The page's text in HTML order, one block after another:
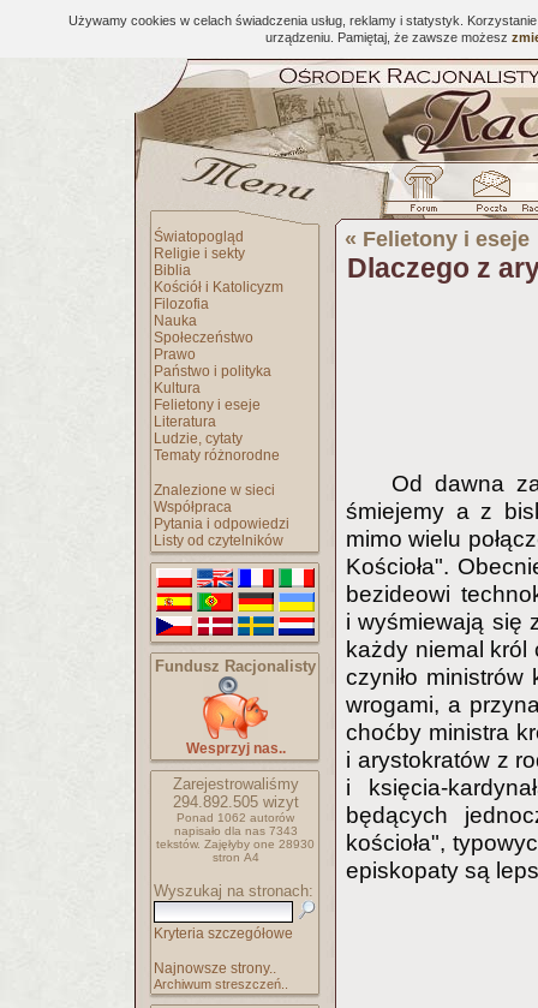
Używamy cookies w celach świadczenia usług, reklamy i statystyk.
urządzeniu. Pamiętaj, że zawsze możesz
Światopogląd
Religie i sekty
Biblia
Kościół i Katolicyzm
Filozofia
Nauka
Społeczeństwo
Prawo
Państwo i polityka
Kultura
Felietony i eseje
Literatura
Ludzie, cytaty
Tematy różnorodne
Znalezione w sieci
Współpraca
Pytania i odpowiedzi
Listy od czytelników
Fundusz Racjonalisty
Wesprzyj nas..
Zarejestrowaliśmy
294.892.505wizyt
Ponad 1062 autorów
napisało dla nas 7343
tekstów. Zajęłyby one 28930
stron A4
Wyszukaj na stronach:
Kryteria szczegółowe
Najnowsze strony..
Archiwum streszczeń..
« Felietony i eseje
Dlaczego z
Od dawna
śmiejemy a z
mimo wielu
Kościoła".
bezideowi
i wyśmiewają się
każdy niemal król
czyniło
wrogami, a
choćby ministra
i arystokratów z
i księcia-
będących
kościoła",
episkopaty są